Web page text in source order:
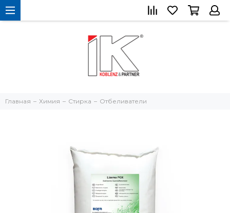
Главная Химия Стирка Отбеливатели